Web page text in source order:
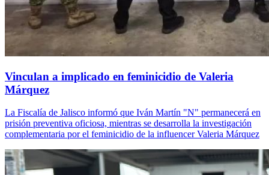
Vinculan a implicado en feminicidio de Valeria
Márquez
La Fiscalía de Jalisco informó que Iván Martín "N" permanecerá en
prisión preventiva oficiosa, mientras se desarrolla la investigación
complementaria por el feminicidio de la influencer Valeria Márquez